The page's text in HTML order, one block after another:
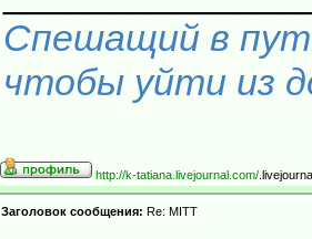
Спешащий в
чтобы уйти из
http://k-tatiana.livejournal.com/
Заголовок сообщения: Re: MITT